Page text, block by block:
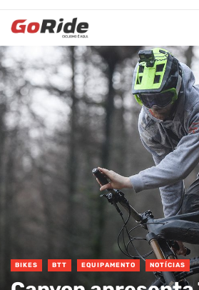
BIKES BTT EQUIPAMENTO NOTÍCIAS